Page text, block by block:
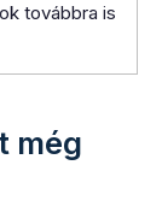
továbbra is
még